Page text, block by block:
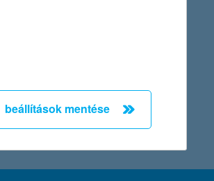
Előző Következő utolsó →
beállítások mentése